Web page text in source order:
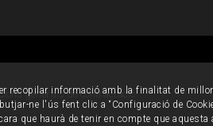
generals de contractació
informació amb la finalitat de
ne l'ús fent clic a “Configuració de
que haurà de tenir en compte que